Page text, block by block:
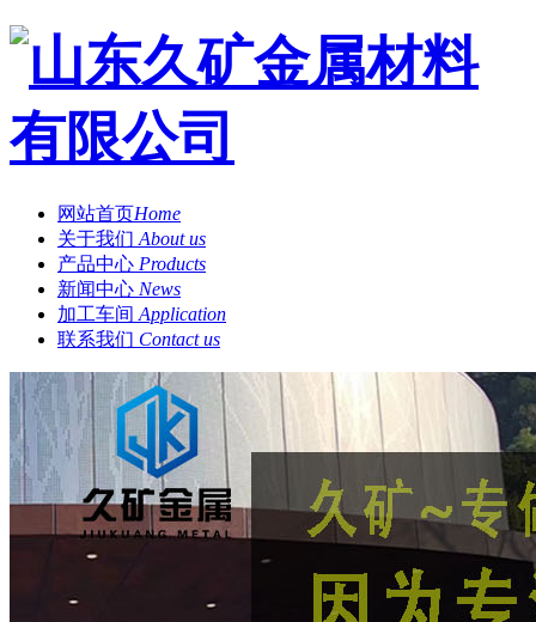
网站首页Home
关于我们 About us
产品中心 Products
新闻中心 News
加工车间 Application
联系我们 Contact us